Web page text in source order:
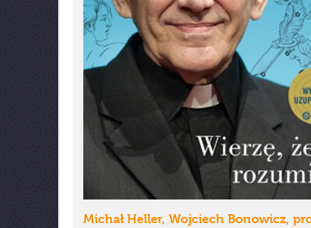
Michał Heller, Wojciech Bonowicz,